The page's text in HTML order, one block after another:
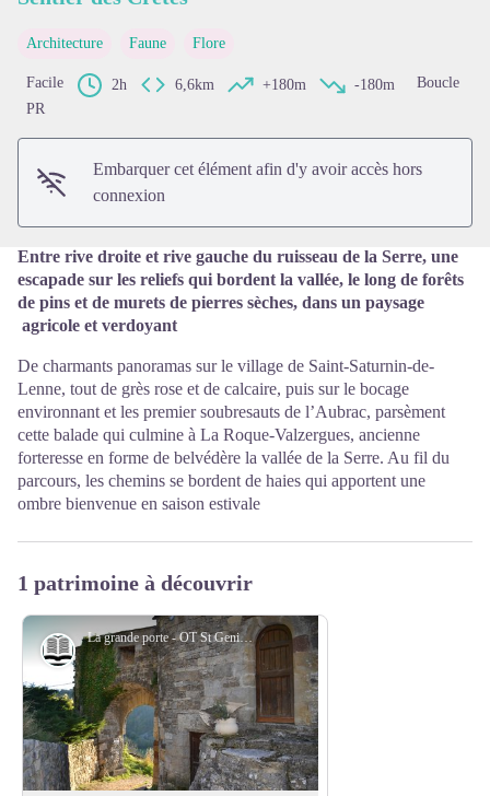
Voir l'image en plein écran
Architecture Faune Flore
Facile 2h 6,6km +180m -180m
Boucle
PR
Embarquer cet élément afin d'y avoir accès hors
connexion
Entre rive droite et rive gauche du ruisseau de la Serre, une
escapade sur les reliefs qui bordent la vallée, le long de forêts
de pins et de murets de pierres sèches, dans un paysage
agricole et verdoyant
De charmants panoramas sur le village de Saint-Saturnin-de-
Lenne, tout de grès rose et de calcaire, puis sur le bocage
environnant et les premier soubresauts de l’Aubrac, parsèment
cette balade qui culmine à La Roque-Valzergues, ancienne
forteresse en forme de belvédère la vallée de la Serre. Au fil du
parcours, les chemins se bordent de haies qui apportent une
ombre bienvenue en saison estivale
1 patrimoine à découvrir
La grande porte - OT St Geniez-Campagnac
Histoire et patrimoine